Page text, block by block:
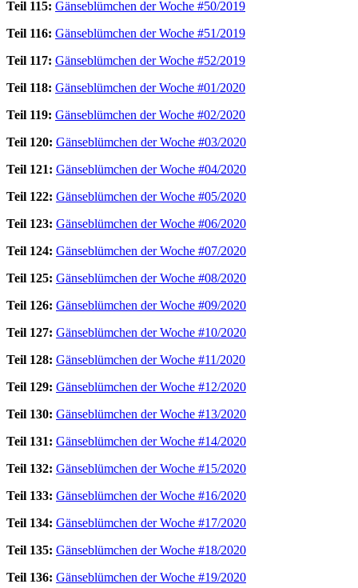
Teil 115: Gänseblümchen der Woche #50/2019
Teil 116: Gänseblümchen der Woche #51/2019
Teil 117: Gänseblümchen der Woche #52/2019
Teil 118: Gänseblümchen der Woche #01/2020
Teil 119: Gänseblümchen der Woche #02/2020
Teil 120: Gänseblümchen der Woche #03/2020
Teil 121: Gänseblümchen der Woche #04/2020
Teil 122: Gänseblümchen der Woche #05/2020
Teil 123: Gänseblümchen der Woche #06/2020
Teil 124: Gänseblümchen der Woche #07/2020
Teil 125: Gänseblümchen der Woche #08/2020
Teil 126: Gänseblümchen der Woche #09/2020
Teil 127: Gänseblümchen der Woche #10/2020
Teil 128: Gänseblümchen der Woche #11/2020
Teil 129: Gänseblümchen der Woche #12/2020
Teil 130: Gänseblümchen der Woche #13/2020
Teil 131: Gänseblümchen der Woche #14/2020
Teil 132: Gänseblümchen der Woche #15/2020
Teil 133: Gänseblümchen der Woche #16/2020
Teil 134: Gänseblümchen der Woche #17/2020
Teil 135: Gänseblümchen der Woche #18/2020
Teil 136: Gänseblümchen der Woche #19/2020